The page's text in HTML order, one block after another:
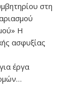
στη
Η
ασφυξίας
έργα